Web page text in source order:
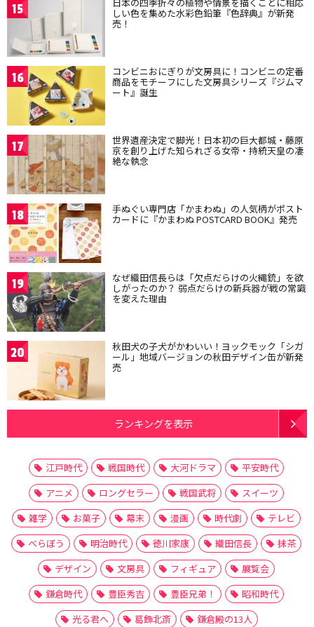
15 しい色を集めた水彩色鉛筆『色辞典』が新発
売！
16 コンビニおにぎりが文房具に！コンビニの定番
商品をモチーフにした文房具シリーズ『ジムマ
ート』誕生
17 世界遺産決定で脚光！日本初の巨大都城・藤原
京を創り上げた知られざる女帝・持統天皇の凄
絶な執念
18 手ぬぐい専門店「かまわぬ」の人気柄がポスト
カードに『かまわぬ POSTCARD BOOK』発売
19 なぜ織田信長らは「欠点だらけの火縄銃」を欲
しがったのか？ 弱点だらけの新兵器が戦の常識
を変えた理由
20 秋田犬の子犬がかわいい！ヨックモック「シガ
ール」地域バージョンの秋田デザイン缶が新発
売
ランキングを表示
江戸時代 戦国時代 大河ドラマ
平安時代
アニメ
ロングセラー 戦国武将
スイーツ
雑学
お菓子 幕末 漫画 時代劇
テレビ
べらぼう
明治時代 徳川家康 織田信長
抹茶
デザイン
文房具 フィギュア
展覧会
鎌倉時代
豊臣秀吉 豊臣兄弟！
昭和時代
光る君へ
葛飾北斎 鎌倉殿の13人